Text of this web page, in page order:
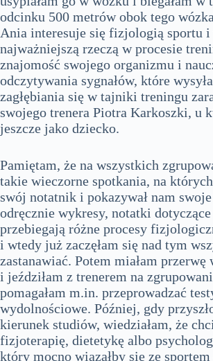
odcinku 500 metrów obok tego
Ania interesuje się fizjologią sportu i
najważniejszą rzeczą w procesie
znajomość swojego organizmu i
odczytywania sygnałów, które
zagłębiania się w tajniki treningu
swojego trenera Piotra Karkoszki, u
jeszcze jako dziecko.
Pamiętam, że na wszystkich
takie wieczorne spotkania, na
swój notatnik i pokazywał nam
odręcznie wykresy, notatki
przebiegają różne procesy
i wtedy już zaczęłam się nad tym
zastanawiać. Potem miałam
i jeździłam z trenerem na
pomagałam m.in. przeprowadzać
wydolnościowe. Później, gdy
kierunek studiów, wiedziałam, że
fizjoterapię, dietetykę albo
który mocno wiązałby się ze